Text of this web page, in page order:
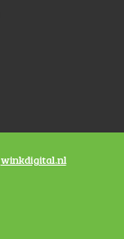
winkdigital.nl